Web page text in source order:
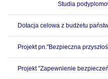
Studia
Dotacja celowa z budżetu
Projekt pn."Bezpieczna
Projekt "Zapewnienie